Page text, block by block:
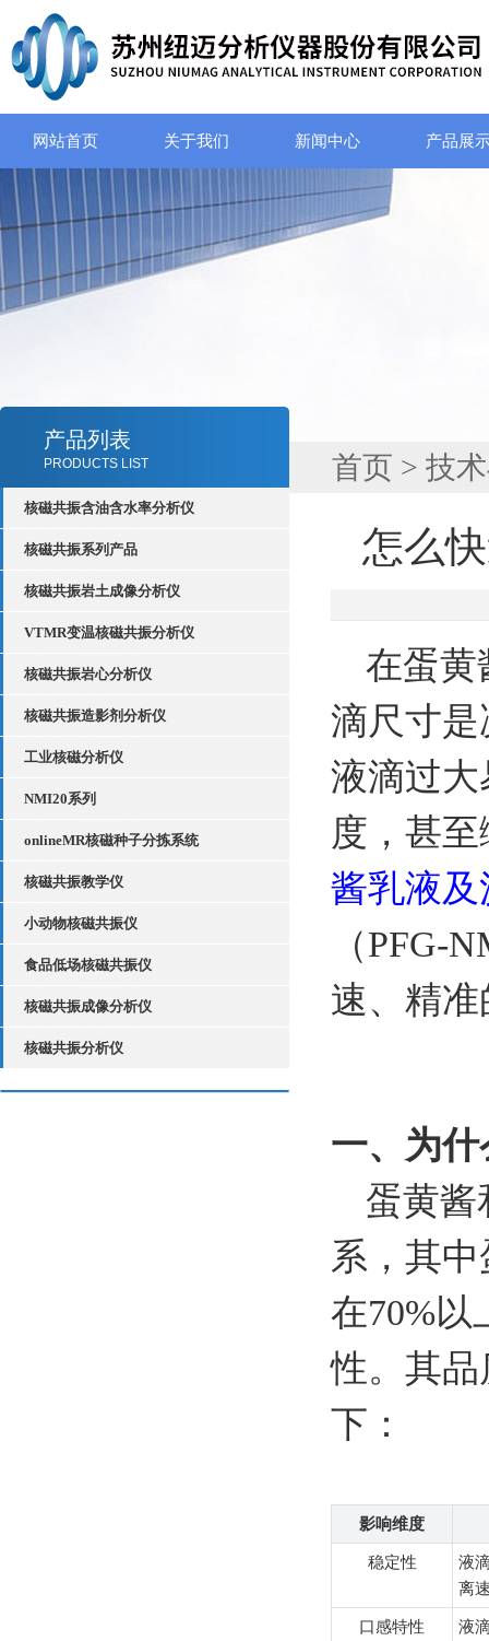
网站首页 关于我们 新闻中心 产品展
产品列表
PRODUCTS LIST
核磁共振含油含水率分析仪
核磁共振系列产品
核磁共振岩土成像分析仪
VTMR变温核磁共振分析仪
核磁共振岩心分析仪
核磁共振造影剂分析仪
工业核磁分析仪
NMI20系列
onlineMR核磁种子分拣系统
核磁共振教学仪
小动物核磁共振仪
食品低场核磁共振仪
核磁共振成像分析仪
核磁共振分析仪
首页 > 技
怎么
在蛋黄
滴尺寸
液滴过
度，甚
酱乳液
（PFG-
速、精
一、为
蛋黄酱
系，其
在70%以
性。其
下：
影响维度
稳定性
液
离
口感特性
液